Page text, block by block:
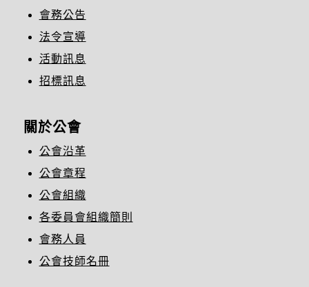
會務公告
法令宣導
活動訊息
招標訊息
關於公會
公會沿革
公會章程
公會組織
各委員會組織簡則
會務人員
公會技師名冊